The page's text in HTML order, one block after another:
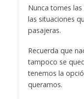
Nunca tomes
las situaciones
pasajeras.
Recuerda que
tampoco se
tenemos la
queramos.